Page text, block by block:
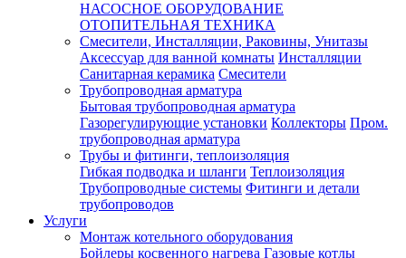
НАСОСНОЕ ОБОРУДОВАНИЕ
ОТОПИТЕЛЬНАЯ ТЕХНИКА
Смесители, Инсталляции, Раковины, Унитазы
Аксессуар для ванной комнаты Инсталляции
Санитарная керамика Смесители
Трубопроводная арматура
Бытовая трубопроводная арматура
Газорегулирующие установки Коллекторы Пром.
трубопроводная арматура
Трубы и фитинги, теплоизоляция
Гибкая подводка и шланги Теплоизоляция
Трубопроводные системы Фитинги и детали
трубопроводов
Услуги
Монтаж котельного оборудования
Бойлеры косвенного нагрева Газовые котлы